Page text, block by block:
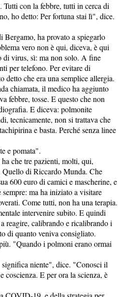
con la febbre, tutti in cerca di
ho detto: Per fortuna stai lì", dice.
ha provato a spiegarlo
vero non è qui, diceva, è qui
di virus, sì: ma non solo. A fine
per telefono. Per evitare di
detto che era una semplice allergia.
chiamata, il medico ha aggiunto
febbre, tosse. E questo che non
E diceva: polmonite
tecnicamente, non si trattava che
e basta. Perché senza linee
e pomata".
che tre pazienti, molti, qui,
Quello di Riccardo Munda. Che
600 euro di camici e mascherine, e
ma ha iniziato a visitare
Come tutti, non ha una terapia.
intervenire subito. E quindi
reagire, calibrando e ricalibrando i
di quanto veniva consigliato.
"Quando i polmoni erano ormai
niente", dice. "Conosci il
coscienza. E per ora la scienza, è